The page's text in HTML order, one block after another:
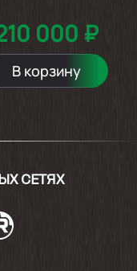
000 ₽
В корзину
СЕТЯХ